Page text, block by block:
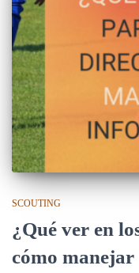
SCOUTING
¿Qué ver en
cómo